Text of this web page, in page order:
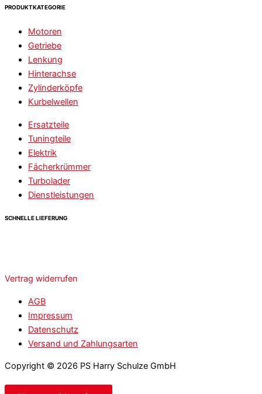
PRODUKTKATEGORIE
Motoren
Getriebe
Lenkung
Hinterachse
Zylinderköpfe
Kurbelwellen
Ersatzteile
Tuningteile
Elektrik
Fächerkrümmer
Turbolader
Dienstleistungen
SCHNELLE LIEFERUNG
Vertrag widerrufen
AGB
Impressum
Datenschutz
Versand und Zahlungsarten
Copyright © 2026 PS Harry Schulze GmbH